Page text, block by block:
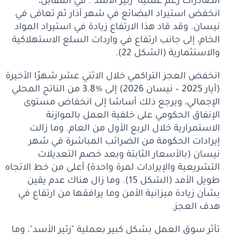
انخفض استيراد البضائع في شهر آذار ثم تعافى في
نيسان. وقد قاد هذا الارتفاع زيادة في استيراد المواد
الخام، إلى جانب ارتفاع في واردات السلع الاستهلاكية
والاستثمارية (الشكل 22).
انخفض العجز التراكمي خلال الاثني عشر شهرًا الأخيرة
(أيار 2025 – نيسان 2026) إلى %3.8 من الناتج المحلي
الإجمالي، ويرجع ذلك أساسًا إلى انخفاض مستوى
الإنفاق الحكومي على خلفية العمل بالموازنة
الاستمرارية خلال الربع الأول من العام. وما زالت
إيرادات الحكومة من الضرائب المباشرة في شهر
نيسان (بالأسعار الثابتة وبعد خصم التعديلات
التشريعية والإيرادات لمرة واحدة) أعلى من خط الاتجاه
طويل الأمد (الشكل 15). وما زال هناك عدم يقين
بشأن زيادة ميزانية الأمن وما يرافقها من ارتفاع في
هدف العجز.
تأثر سوق العمل بشكل كبير بعملية "زئير الأسد"، وما